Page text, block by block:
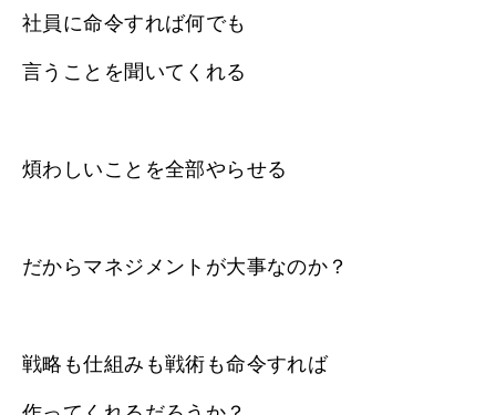
社員に命令すれば何でも
言うことを聞いてくれる
煩わしいことを全部やらせる
だからマネジメントが大事なのか？
戦略も仕組みも戦術も命令すれば